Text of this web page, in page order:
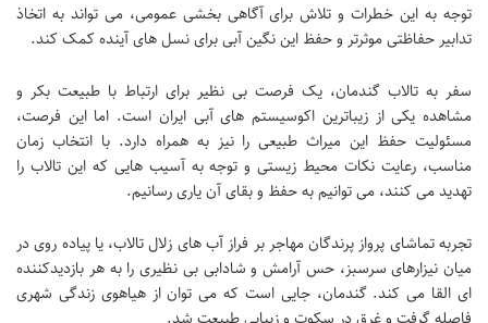
توجه به این خطرات و تلاش برای آگاهی بخشی عمومی، می تواند به اتخاذ
تدابیر حفاظتی موثرتر و حفظ این نگین آبی برای نسل های آینده کمک کند.
سفر به تالاب گندمان، یک فرصت بی نظیر برای ارتباط با طبیعت بکر و
مشاهده یکی از زیباترین اکوسیستم های آبی ایران است. اما این فرصت،
مسئولیت حفظ این میراث طبیعی را نیز به همراه دارد. با انتخاب زمان
مناسب، رعایت نکات محیط زیستی و توجه به آسیب هایی که این تالاب را
تهدید می کنند، می توانیم به حفظ و بقای آن یاری رسانیم.
تجربه تماشای پرواز پرندگان مهاجر بر فراز آب های زلال تالاب، یا پیاده روی در
میان نیزارهای سرسبز، حس آرامش و شادابی بی نظیری را به هر بازدیدکننده
ای القا می کند. گندمان، جایی است که می توان از هیاهوی زندگی شهری